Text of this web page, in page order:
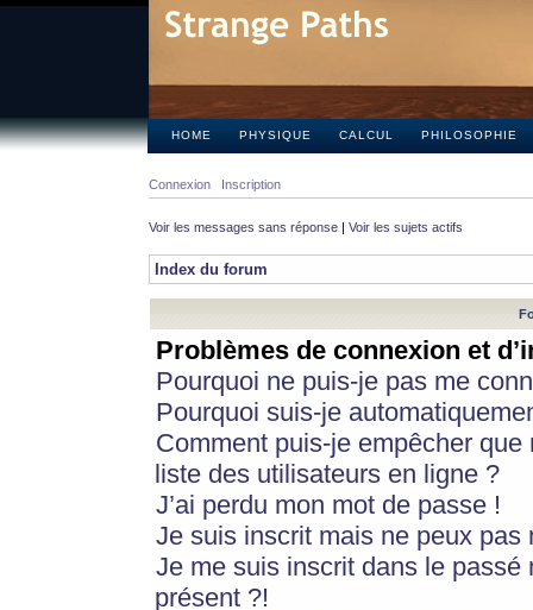
HOME PHYSIQUE CALCUL PHILOSOPHIE
Connexion Inscription
Voir les messages sans réponse | Voir les sujets actifs
Index du forum
Problèmes de connexion et
Pourquoi ne puis-je pas me
Pourquoi suis-je
Comment puis-je empêcher
liste des utilisateurs en ligne ?
J’ai perdu mon mot de passe !
Je suis inscrit mais ne peux pas
Je me suis inscrit dans le
présent ?!